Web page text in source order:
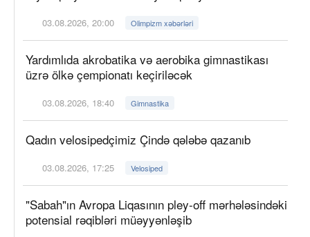
03.08.2026, 20:00 Olimpizm xəbərləri
Yardımlıda akrobatika və aerobika gimnastikası
üzrə ölkə çempionatı keçiriləcək
03.08.2026, 18:40 Gimnastika
Qadın velosipedçimiz Çində qələbə qazanıb
03.08.2026, 17:25 Velosiped
"Sabah"ın Avropa Liqasının pley-off mərhələsindəki
potensial rəqibləri müəyyənləşib